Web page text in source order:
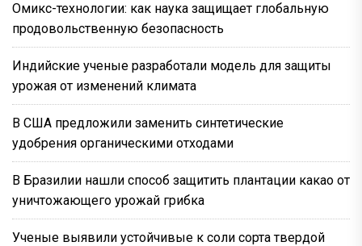
Омикс-технологии: как наука защищает глобальную
продовольственную безопасность
Индийские ученые разработали модель для защиты
урожая от изменений климата
В США предложили заменить синтетические
удобрения органическими отходами
В Бразилии нашли способ защитить плантации какао от
уничтожающего урожай грибка
Ученые выявили устойчивые к соли сорта твердой